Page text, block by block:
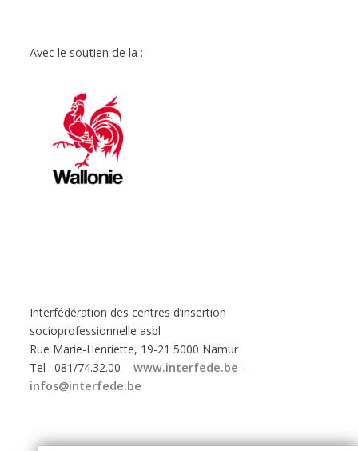
Avec le soutien de la :
Interfédération des centres d’insertion
socioprofessionnelle asbl
Rue Marie-Henriette, 19-21 5000 Namur
Tel : 081/74.32.00 –www.interfede.be -
infos@interfede.be